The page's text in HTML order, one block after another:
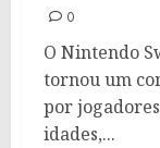
0
O Nintendo
tornou um
por
idades,...